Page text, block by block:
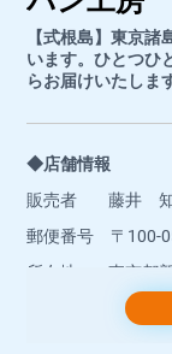
【式根島】東京
います。ひとつひ
らお届けいたしま
◆店舗情報
販売者 藤井
郵便番号 〒100-
所在地 東京都新
店舗名 パン工